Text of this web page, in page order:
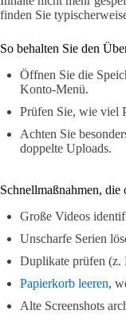
finden Sie
So behalten Sie den
Öffnen Sie die
Konto-Menü.
Prüfen Sie, wie viel
Achten Sie
doppelte Uploads.
Schnellmaßnahmen,
Große Videos
Unscharfe Serien
Duplikate prüfen (z.
Papierkorb leeren,
Alte Screenshots